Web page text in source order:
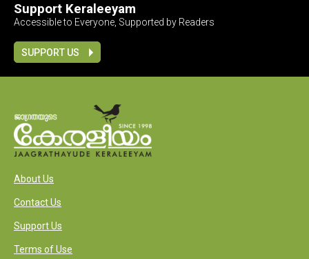
Support Keraleeyam
Accessible to Everyone, Supported by Readers
SUPPORT US
About Us
Contact Us
Support Us
Terms of Use